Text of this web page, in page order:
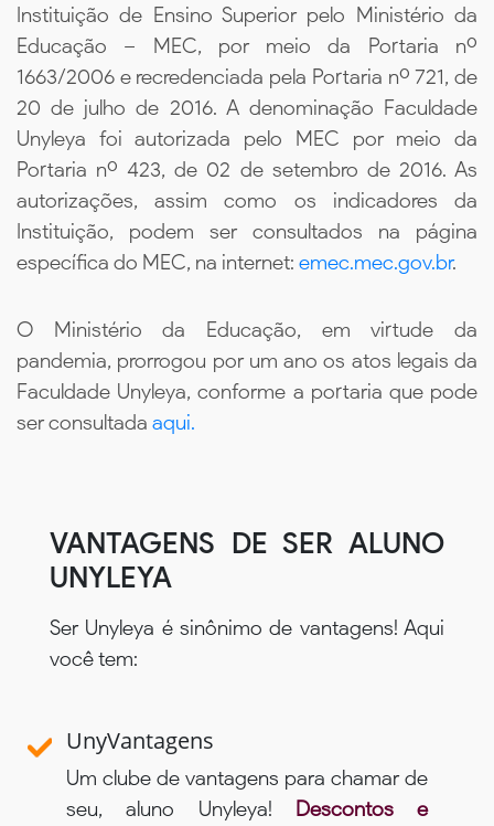
Instituição de Ensino Superior pelo Ministério da
Educação – MEC, por meio da Portaria nº
1663/2006 e recredenciada pela Portaria nº 721, de
20 de julho de 2016. A denominação Faculdade
Unyleya foi autorizada pelo MEC por meio da
Portaria nº 423, de 02 de setembro de 2016. As
autorizações, assim como os indicadores da
Instituição, podem ser consultados na página
específica do MEC, na internet: emec.mec.gov.br.
O Ministério da Educação, em virtude da
pandemia, prorrogou por um ano os atos legais da
Faculdade Unyleya, conforme a portaria que pode
ser consultada aqui.
VANTAGENS DE SER ALUNO
UNYLEYA
Ser Unyleya é sinônimo de vantagens! Aqui
você tem:
UnyVantagens
Um clube de vantagens para chamar de
seu, aluno Unyleya! Descontos e